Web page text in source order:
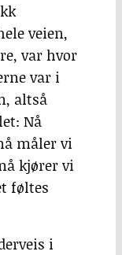
veien,
var hvor
var i
altså
Nå
måler vi
kjører vi
føltes
i